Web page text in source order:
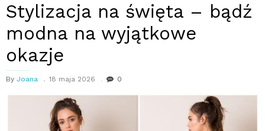
Stylizacja na święta – bądź
modna na wyjątkowe
okazje
By Joana 18 maja 2026 0